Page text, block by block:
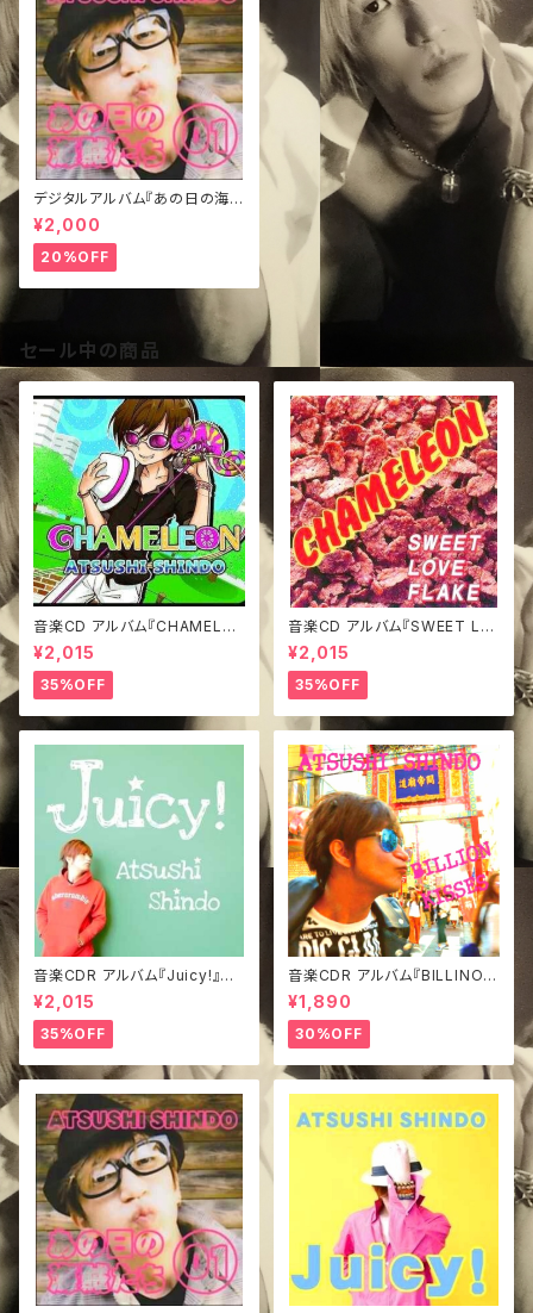
デジタルアルバム『あの日の海賊
たち①』
¥2,000
20%OFF
セール中の商品
音楽CD アルバム『CHAMELEO
N』
¥2,015
35%OFF
音楽CD アルバム『SWEET LO
VE FLAKE』
¥2,015
35%OFF
音楽CDR アルバム『Juicy!』み
どジャケVer.
¥2,015
35%OFF
音楽CDR アルバム『BILLINO K
ISSES』TypeA
¥1,890
30%OFF